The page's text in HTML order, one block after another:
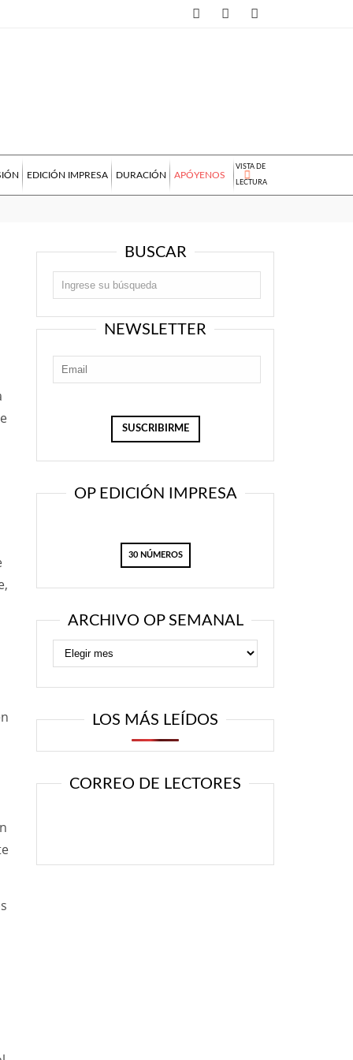
EDICIÓN IMPRESA DURACIÓN APÓYENOS
VISTA DE
LECTURA
BUSCAR
NEWSLETTER
OP EDICIÓN IMPRESA
30 NÚMEROS
ARCHIVO OP SEMANAL
LOS MÁS LEÍDOS
CORREO DE LECTORES